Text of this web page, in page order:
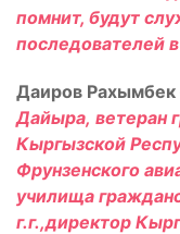
помнит, будут
последователей
Даиров Рахымбек
Дайыра, ветеран
Кыргызской
Фрунзенского
училища
г.г.,директор